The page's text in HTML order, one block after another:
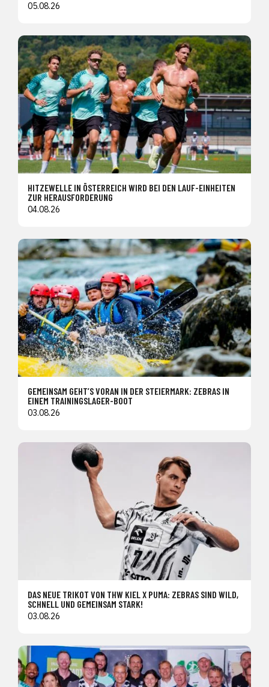
05.08.26
HITZEWELLE IN ÖSTERREICH WIRD BEI DEN LAUF-EINHEITEN
ZUR HERAUSFORDERUNG
04.08.26
GEMEINSAM GEHT’S VORAN IN DER STEIERMARK: ZEBRAS IN
EINEM TRAININGSLAGER-BOOT
03.08.26
DAS NEUE TRIKOT VON THW KIEL X PUMA: ZEBRAS SIND WILD,
SCHNELL UND GEMEINSAM STARK!
03.08.26